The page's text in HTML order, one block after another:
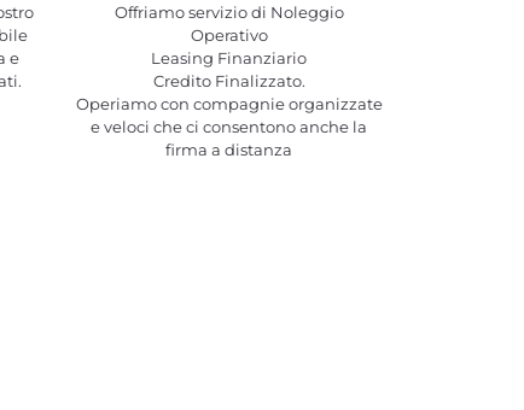
e
Offriamo servizio di Noleggio
Operativo
Leasing Finanziario
Credito Finalizzato.
Operiamo con compagnie organizzate
e veloci che ci consentono anche la
firma a distanza